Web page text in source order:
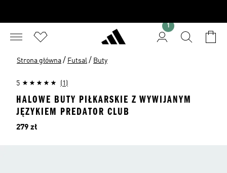
1
Strona główna / Futsal / Buty
5 (1)
HALOWE BUTY PIŁKARSKIE Z WYWIJANYM
JĘZYKIEM PREDATOR CLUB
Cena
279 zł